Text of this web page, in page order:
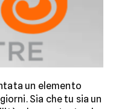
un elemento
Sia che tu sia un